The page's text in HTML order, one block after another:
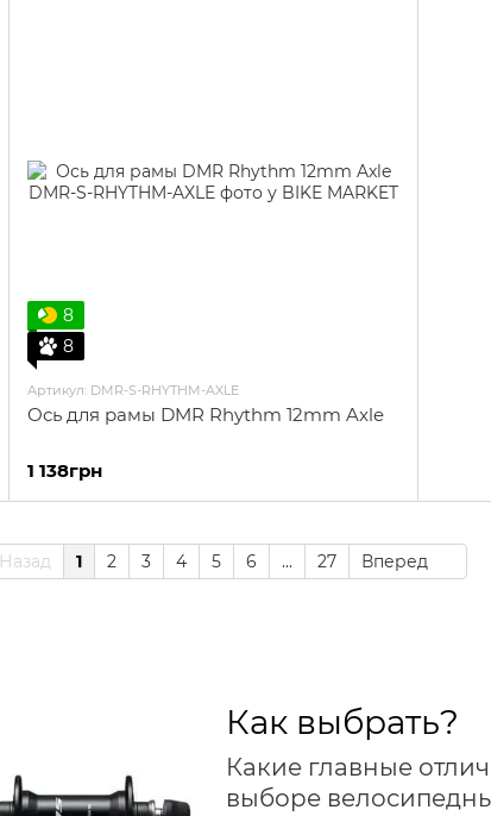
8
8
Артикул: DMR-S-RHYTHM-AXLE
Ось для рамы DMR Rhythm 12mm Axle
1 138грн
Назад 1 2 3 4 5 6 ... 27 Вперед
Как выбрать?
Какие главные
выборе